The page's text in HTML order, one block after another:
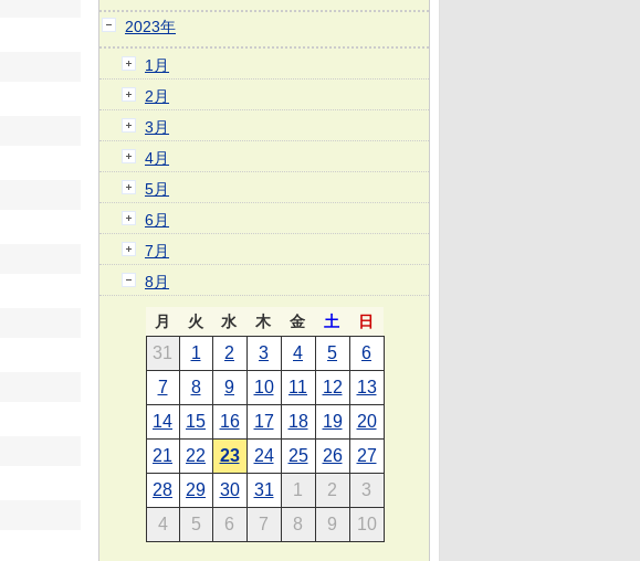
2023年
1月
2月
3月
4月
5月
6月
7月
8月
月 火 水 木 金 土 日
31 1 2 3 4 5
6
7
8 9 10 11 12
13
14
15 16 17 18 19
20
21
22 23 24 25 26
27
28
29 30 31 1 2
3
4
5 6 7 8 9 10